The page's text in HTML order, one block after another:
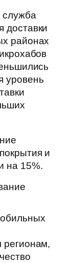
служба
доставки
районах
уровень
и
на 15%.
регионам,